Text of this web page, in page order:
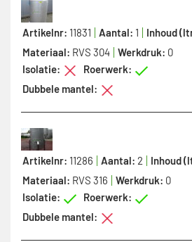
Artikelnr: 11831 Aantal: 1 Inhoud
Materiaal: RVS 304 Werkdruk: 0
Isolatie:
Roerwerk:
Dubbele mantel:
Artikelnr: 11286 Aantal: 2 Inhoud
Materiaal: RVS 316 Werkdruk: 0
Isolatie:
Roerwerk:
Dubbele mantel: